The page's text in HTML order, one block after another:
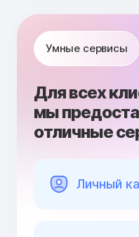
Умные сервисы
Для всех
мы
отличные
Личный